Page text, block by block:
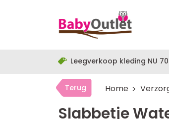
Leegverkoop kleding NU
Terug Home
Slabbetje